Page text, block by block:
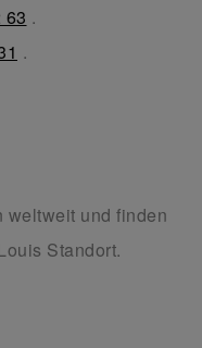
63 .
.
weltweit und finden
Standort.